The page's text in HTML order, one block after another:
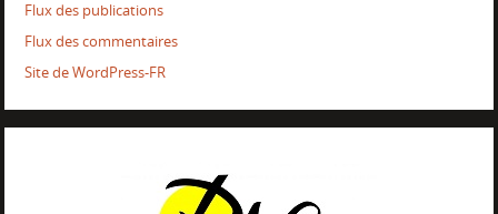
Flux des publications
Flux des commentaires
Site de WordPress-FR